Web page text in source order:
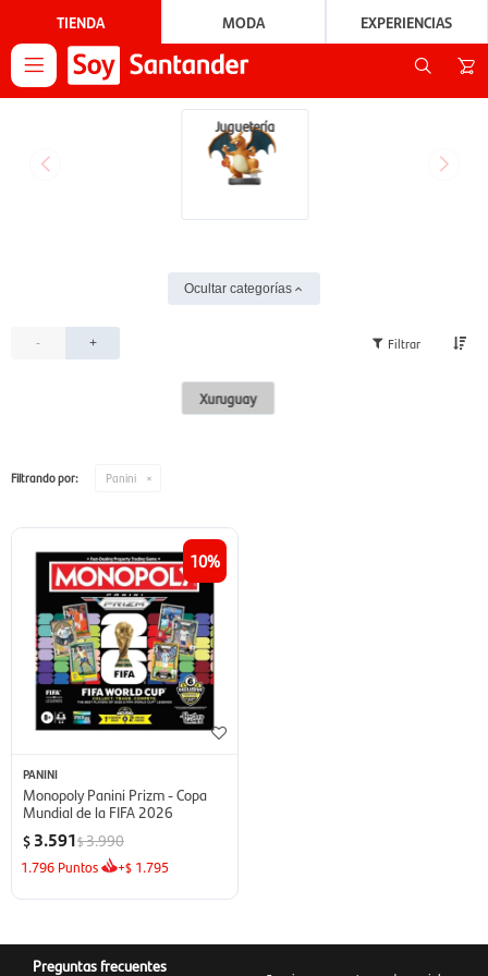
TIENDA MODA EXPERIENCIAS

Juguetería
Ocultar categorías
- +
Xuruguay
Filtrando por: Panini
10
PANINI
Monopoly Panini Prizm - Copa
Mundial de la FIFA 2026
$ 3.591$3.990
1.796 Puntos +$ 1.795
Preguntas frecuentes